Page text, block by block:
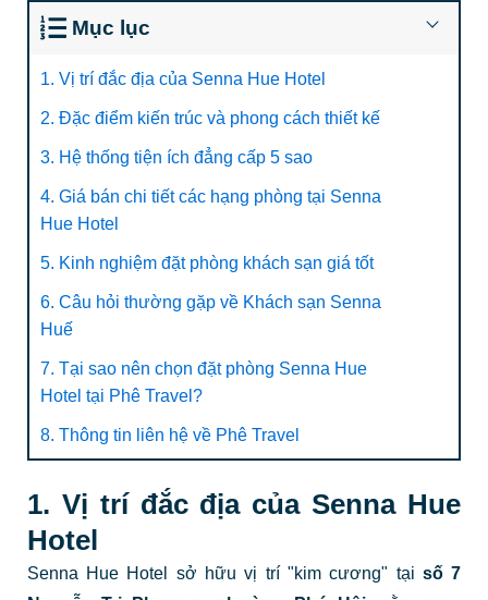
Mục lục
1. Vị trí đắc địa của Senna Hue Hotel
2. Đặc điểm kiến trúc và phong cách thiết kế
3. Hệ thống tiện ích đẳng cấp 5 sao
4. Giá bán chi tiết các hạng phòng tại Senna
Hue Hotel
5. Kinh nghiệm đặt phòng khách sạn giá tốt
6. Câu hỏi thường gặp về Khách sạn Senna
Huế
7. Tại sao nên chọn đặt phòng Senna Hue
Hotel tại Phê Travel?
8. Thông tin liên hệ về Phê Travel
1. Vị trí đắc địa của Senna Hue
Hotel
Senna Hue Hotel sở hữu vị trí "kim cương" tạisố 7